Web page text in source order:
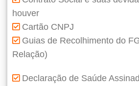
houver
Cartão CNPJ
Guias de Recolhimento do
Relação)
Declaração de Saúde